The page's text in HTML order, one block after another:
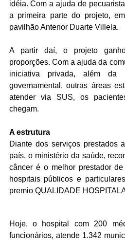
idéia. Com a ajuda de
a primeira parte do projeto,
pavilhão Antenor Duarte Villela.
A partir daí, o projeto
proporções. Com a ajuda da
iniciativa privada, além da
governamental, outras áreas
atender via SUS, os
chegam.
A estrutura
Diante dos serviços prestados
país, o ministério da saúde,
câncer é o melhor prestador
hospitais públicos e
premio QUALIDADE
Hoje, o hospital com 200
funcionários, atende 1.342